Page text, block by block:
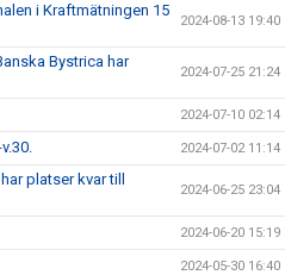
i Kraftmätningen 15
2024-08-13 19:40
Bystrica har
2024-07-25 21:24
2024-07-10 02:14
2024-07-02 11:14
platser kvar till
2024-06-25 23:04
2024-06-20 15:19
2024-05-30 16:40